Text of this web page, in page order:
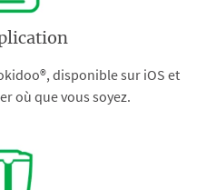
disponible sur iOS et
où que vous soyez.